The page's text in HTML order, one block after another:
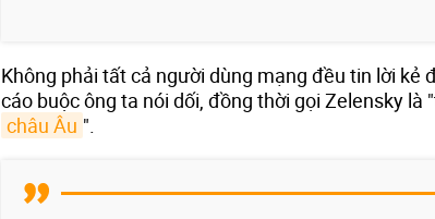
Không phải tất cả người dùng mạng đều tin lời kẻ
cáo buộc ông ta nói dối, đồng thời gọi Zelensky là
châu Âu ".